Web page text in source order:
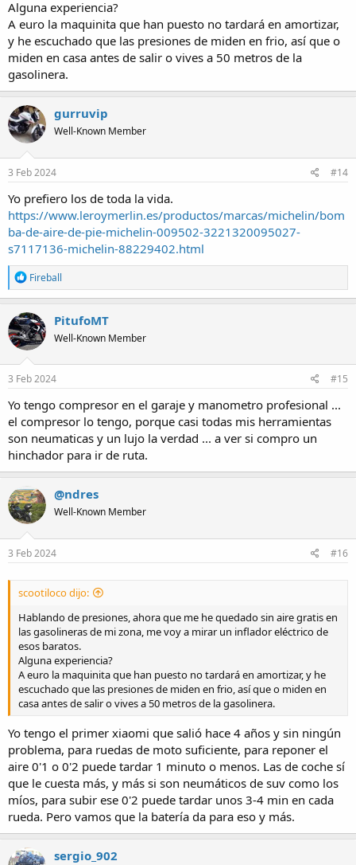
Alguna experiencia?
A euro la maquinita que han puesto no tardará en amortizar,
y he escuchado que las presiones de miden en frio, así que o
miden en casa antes de salir o vives a 50 metros de la
gasolinera.
gurruvip
Well-Known Member
3 Feb 2024 #14
Yo prefiero los de toda la vida.
https://www.leroymerlin.es/productos/marcas/michelin/bom
ba-de-aire-de-pie-michelin-009502-3221320095027-
s7117136-michelin-88229402.html
R
e
a
c
t
i
o
n
s
Fireball
PitufoMT
Well-Known Member
3 Feb 2024 #15
Yo tengo compresor en el garaje y manometro profesional ...
el compresor lo tengo, porque casi todas mis herramientas
son neumaticas y un lujo la verdad ... a ver si compro un
hinchador para ir de ruta.
@ndres
Well-Known Member
3 Feb 2024 #16
scootiloco dijo:
Hablando de presiones, ahora que me he quedado sin aire gratis en
las gasolineras de mi zona, me voy a mirar un inflador eléctrico de
esos baratos.
Alguna experiencia?
A euro la maquinita que han puesto no tardará en amortizar, y he
escuchado que las presiones de miden en frio, así que o miden en
casa antes de salir o vives a 50 metros de la gasolinera.
Yo tengo el primer xiaomi que salió hace 4 años y sin ningún
problema, para ruedas de moto suficiente, para reponer el
aire 0'1 o 0'2 puede tardar 1 minuto o menos. Las de coche sí
que le cuesta más, y más si son neumáticos de suv como los
míos, para subir ese 0'2 puede tardar unos 3-4 min en cada
rueda. Pero vamos que la batería da para eso y más.
sergio_902